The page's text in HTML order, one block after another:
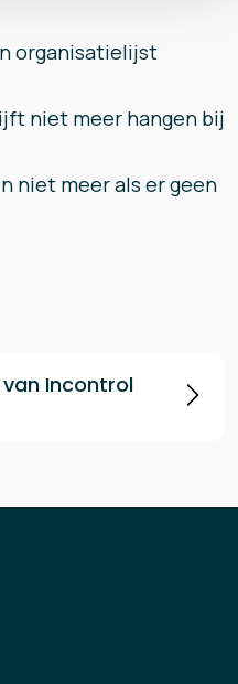
organisatielijst
niet meer hangen bij
niet meer als er geen
van Incontrol